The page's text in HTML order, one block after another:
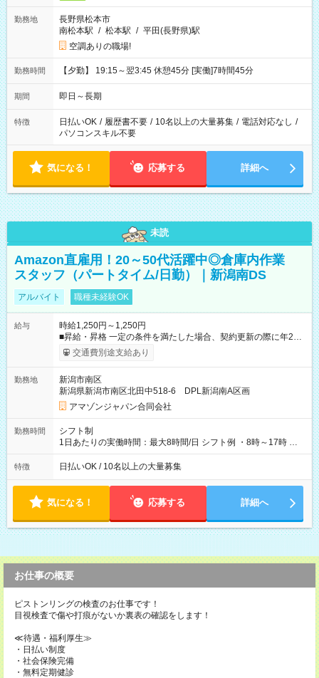
勤務地
長野県松本市
南松本駅 / 松本駅 / 平田(長野県)駅
空調ありの職場!
勤務時間 【夕勤】 19:15～翌3:45 休憩45分 [実働]7時間45分
期間 即日～長期
特徴 日払いOK / 履歴書不要 / 10名以上の大量募集 / 電話対応なし /
パソコンスキル不要
気になる！ 応募する 詳細へ
未読
Amazon直雇用！20～50代活躍中◎倉庫内作業
スタッフ（パートタイム/日勤）｜新潟南DS
アルバイト 職種未経験OK
給与
時給1,250円～1,250円
■昇給・昇格 一定の条件を満たした場合、契約更新の際に年2回
まで昇給の機会があります。 ■正社員登用制度あり ※月末締/翌
月25日支払い ※時間外手当、別途支給 ※深夜割増賃金 (22:00～
☆Amazon直雇用で安定して働けます！ 【試用期間】試用期間
あり 試用期間の長さ：1週間 雇用形態、給与は本採用時と同じ
です。
交通費別途支給あり
勤務地
新潟市南区
新潟県新潟市南区北田中518-6 DPL新潟南A区画
アマゾンジャパン合同会社
勤務時間
シフト制
1日あたりの実働時間：最大8時間/日 シフト例 ・8時～17時 ・
12時～21時
特徴 日払いOK / 10名以上の大量募集
気になる！ 応募する 詳細へ
お仕事の概要
ピストンリングの検査のお仕事です！
目視検査で傷や打痕がないか裏表の確認をします！
≪待遇・福利厚生≫
・日払い制度
・社会保険完備
・無料定期健診